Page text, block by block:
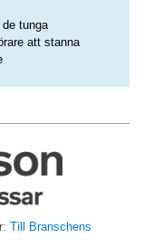
tunga
att stanna
Till Branschens